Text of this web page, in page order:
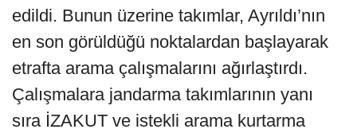
edildi. Bunun üzerine takımlar, Ayrıldı’nın
en son görüldüğü noktalardan başlayarak
etrafta arama çalışmalarını ağırlaştırdı.
Çalışmalara jandarma takımlarının yanı
sıra İZAKUT ve istekli arama kurtarma